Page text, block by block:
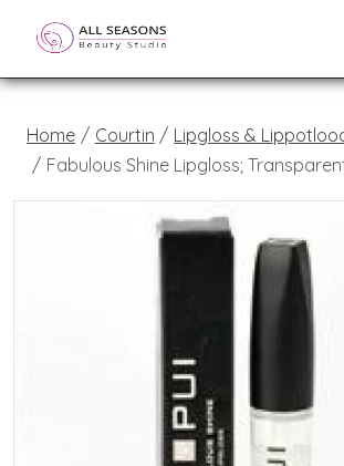
Home Courtin
Lipgloss &
Fabulous Shine Lipgloss;